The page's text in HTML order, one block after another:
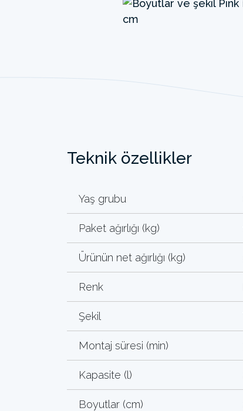
Teknik özellikler
Yaş grubu
Paket ağırlığı (kg)
Ürünün net ağırlığı (kg)
Renk
Şekil
Montaj süresi (min)
Kapasite (l)
Boyutlar (cm)